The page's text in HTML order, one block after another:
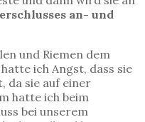
an- und
und Riemen dem
ich Angst, dass sie
da sie auf einer
hatte ich beim
bei unserem